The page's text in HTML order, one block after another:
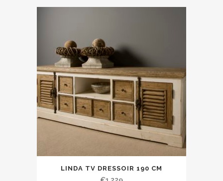
LINDA TV DRESSOIR 190 CM